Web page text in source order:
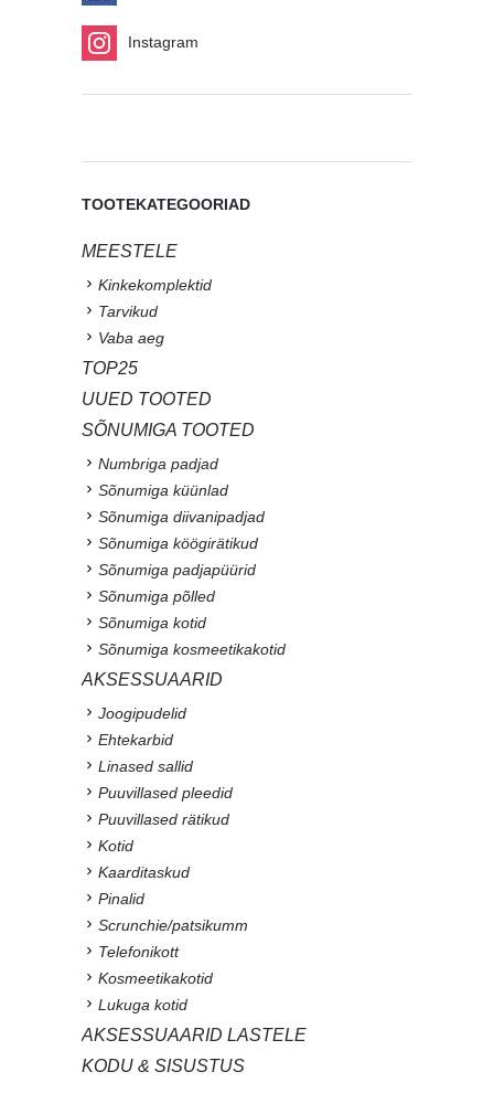
Instagram
TOOTEKATEGOORIAD
MEESTELE
Kinkekomplektid
Tarvikud
Vaba aeg
TOP25
UUED TOOTED
SÕNUMIGA TOOTED
Numbriga padjad
Sõnumiga küünlad
Sõnumiga diivanipadjad
Sõnumiga köögirätikud
Sõnumiga padjapüürid
Sõnumiga põlled
Sõnumiga kotid
Sõnumiga kosmeetikakotid
AKSESSUAARID
Joogipudelid
Ehtekarbid
Linased sallid
Puuvillased pleedid
Puuvillased rätikud
Kotid
Kaarditaskud
Pinalid
Scrunchie/patsikumm
Telefonikott
Kosmeetikakotid
Lukuga kotid
AKSESSUAARID LASTELE
KODU & SISUSTUS